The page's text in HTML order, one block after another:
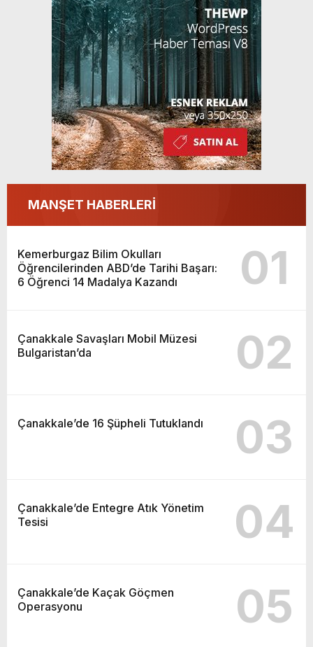
Kazandı
MANŞET HABERLERİ
Kemerburgaz Bilim Okulları
Öğrencilerinden ABD’de Tarihi Başarı:
6 Öğrenci 14 Madalya Kazandı
01
Çanakkale Savaşları Mobil Müzesi
Bulgaristan’da
02
Çanakkale’de 16 Şüpheli Tutuklandı 03
Çanakkale’de Entegre Atık Yönetim
Tesisi
04
Çanakkale’de Kaçak Göçmen
Operasyonu
05